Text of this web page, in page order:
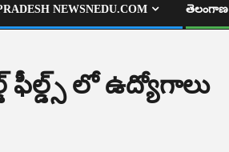
NEWSNEDU.COM తెలంగాణ
ఫీల్డ్స్ లో ఉద్యోగాలు